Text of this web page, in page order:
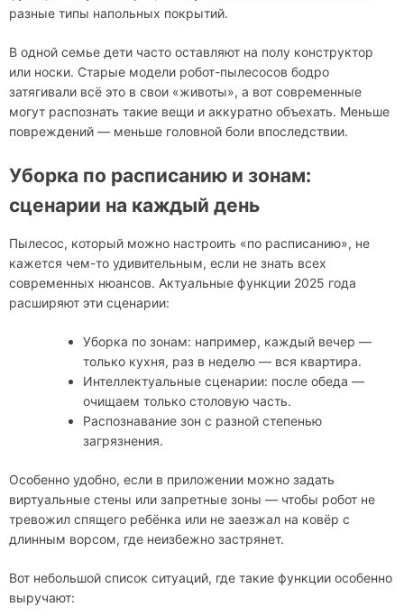
разные типы напольных покрытий.
В одной семье дети часто оставляют на полу конструктор
или носки. Старые модели робот-пылесосов бодро
затягивали всё это в свои «животы», а вот современные
могут распознать такие вещи и аккуратно объехать. Меньше
повреждений — меньше головной боли впоследствии.
Уборка по расписанию и зонам:
сценарии на каждый день
Пылесос, который можно настроить «по расписанию», не
кажется чем-то удивительным, если не знать всех
современных нюансов. Актуальные функции 2025 года
расширяют эти сценарии:
Уборка по зонам: например, каждый вечер —
только кухня, раз в неделю — вся квартира.
Интеллектуальные сценарии: после обеда —
очищаем только столовую часть.
Распознавание зон с разной степенью
загрязнения.
Особенно удобно, если в приложении можно задать
виртуальные стены или запретные зоны — чтобы робот не
тревожил спящего ребёнка или не заезжал на ковёр с
длинным ворсом, где неизбежно застрянет.
Вот небольшой список ситуаций, где такие функции особенно
выручают: